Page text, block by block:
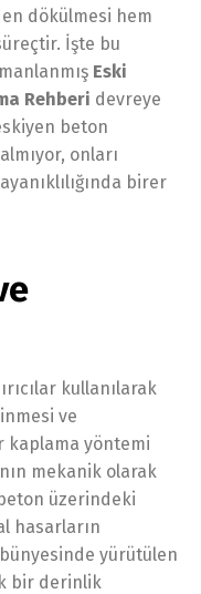
dökülmesi hem
İşte bu
Eski
Rehberi devreye
beton
onları
birer
kullanılarak
ve
kaplama yöntemi
mekanik olarak
üzerindeki
hasarların
bünyesinde yürütülen
bir derinlik